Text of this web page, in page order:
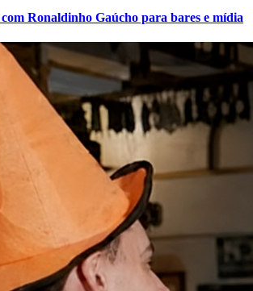
Ronaldinho Gaúcho para bares e mídia